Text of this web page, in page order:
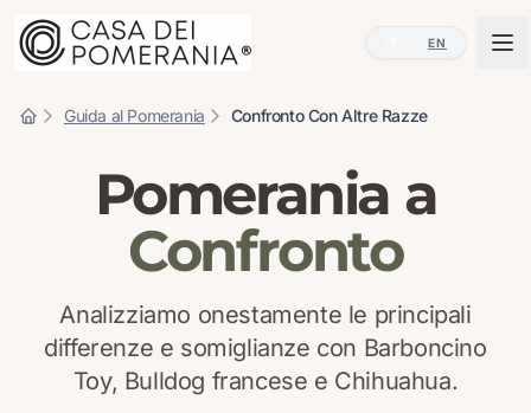
EN
Guida al Pomerania Confronto Con Altre Razze
Pomerania a
Confronto
Analizziamo onestamente le principali
differenze e somiglianze con Barboncino
Toy, Bulldog francese e Chihuahua.